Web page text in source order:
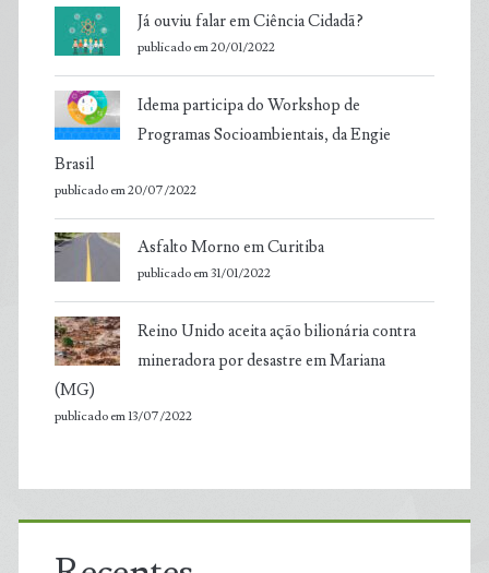
Já ouviu falar em Ciência Cidadã?
publicado em 20/01/2022
Idema participa do Workshop de
Programas Socioambientais, da Engie
Brasil
publicado em 20/07/2022
Asfalto Morno em Curitiba
publicado em 31/01/2022
Reino Unido aceita ação bilionária contra
mineradora por desastre em Mariana
(MG)
publicado em 13/07/2022